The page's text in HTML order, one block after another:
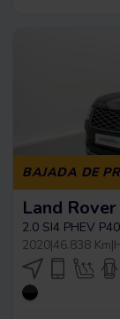
BAJADA DE
Land
2.0 SI4 PHEV
2020|46.838 Km|